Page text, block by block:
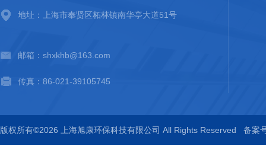
地址：上海市奉贤区柘林镇南华亭大道51号
邮箱：shxkhb@163.com
传真：86-021-39105745
版权所有©2026 上海旭康环保科技有限公司 All Rights Reserved 备案